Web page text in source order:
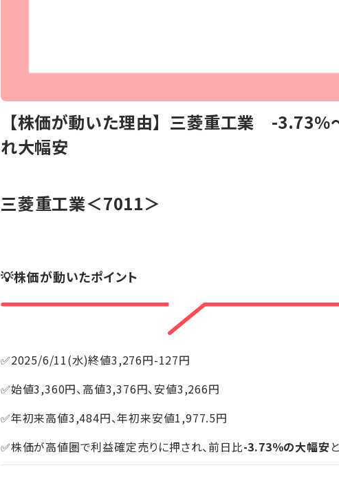
【株価が動いた理由】三菱重工業 -3.73％
れ大幅安
三菱重工業＜7011＞
💡株価が動いたポイント
✅2025/6/11(水)終値3,276円-127円
✅始値3,360円、高値3,376円、安値3,266円
✅年初来高値3,484円、年初来安値1,977.5円
✅株価が高値圏で利益確定売りに押され、前日比-3.73％の大幅安